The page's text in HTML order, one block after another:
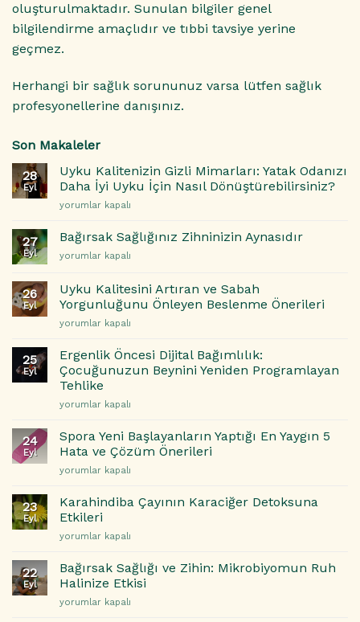
oluşturulmaktadır. Sunulan bilgiler genel
bilgilendirme amaçlıdır ve tıbbi tavsiye yerine
geçmez.
Herhangi bir sağlık sorununuz varsa lütfen sağlık
profesyonellerine danışınız.
Son Makaleler
28
Eyl
Uyku Kalitenizin Gizli Mimarları: Yatak Odanızı
Daha İyi Uyku İçin Nasıl Dönüştürebilirsiniz?
Uyku
Gizli
Mimarları:
Yatak
Daha
İyi
Uyku
İçin
Dönüştürebilirsiniz?
için
yorumlar kapalı
27
Eyl
Bağırsak Sağlığınız Zihninizin Aynasıdır
Bağırsak
Zihninizin
Aynasıdır
için
yorumlar kapalı
26
Eyl
Uyku Kalitesini Artıran ve Sabah
Yorgunluğunu Önleyen Beslenme Önerileri
Uyku
Artıran
Sabah
Yorgunluğunu
Önleyen
Önerileri
için
yorumlar kapalı
25
Eyl
Ergenlik Öncesi Dijital Bağımlılık:
Çocuğunuzun Beynini Yeniden Programlayan
Tehlike
Ergenlik
Dijital
Bağımlılık:
Çocuğunuzun
Beynini
Programlayan
Tehlike
yorumlar kapalı
24
Eyl
Spora Yeni Başlayanların Yaptığı En Yaygın 5
Hata ve Çözüm Önerileri
Spora
Başlayanların
Yaptığı
En
Yaygın
Hata
ve
Önerileri
yorumlar kapalı
23
Eyl
Karahindiba Çayının Karaciğer Detoksuna
Etkileri
Karahindiba
Karaciğer
Detoksuna
Etkileri
için
yorumlar kapalı
22
Eyl
Bağırsak Sağlığı ve Zihin: Mikrobiyomun Ruh
Halinize Etkisi
Bağırsak
yorumlar kapalı